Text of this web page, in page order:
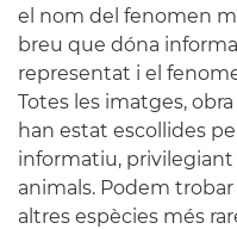
el nom del fenomen
breu que dóna
representat i el
Totes les imatges,
han estat escollides
informatiu,
animals. Podem
altres espècies més